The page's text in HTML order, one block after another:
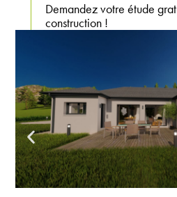
Demandez votre étude
construction !